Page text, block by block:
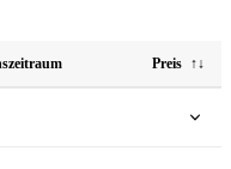
Preis ↑↓